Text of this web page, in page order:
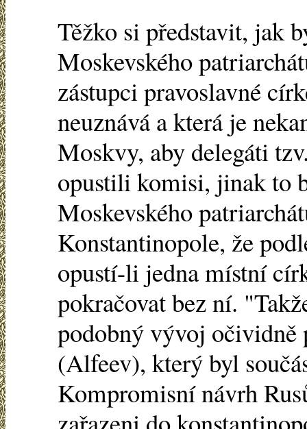
Těžko si představit, jak
Moskevského
zástupci pravoslavné
neuznává a která je
Moskvy, aby delegáti
opustili komisi, jinak to
Moskevského
Konstantinopole, že
opustí-li jedna místní
pokračovat bez ní.
podobný vývoj
(Alfeev), který byl
Kompromisní návrh
zařazeni do